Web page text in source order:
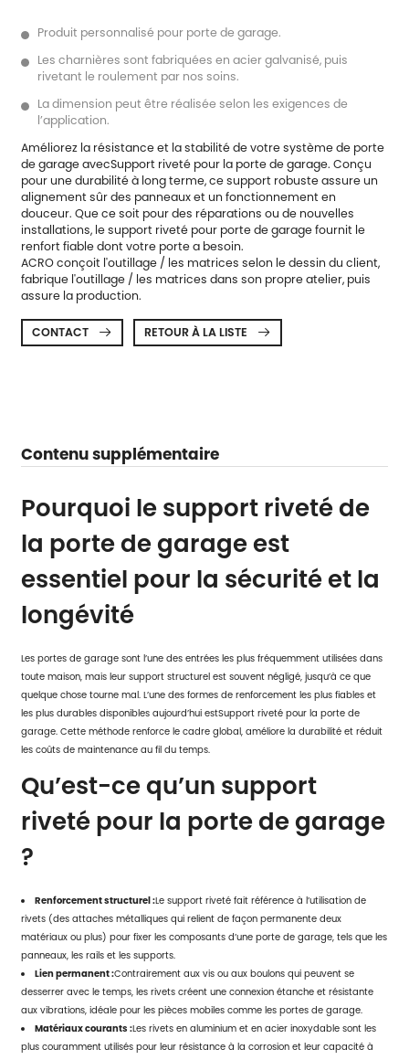
Produit personnalisé pour porte de garage.
Les charnières sont fabriquées en acier galvanisé, puis
rivetant le roulement par nos soins.
La dimension peut être réalisée selon les exigences de
l’application.
Améliorez la résistance et la stabilité de votre système de porte
de garage avecSupport riveté pour la porte de garage. Conçu
pour une durabilité à long terme, ce support robuste assure un
alignement sûr des panneaux et un fonctionnement en
douceur. Que ce soit pour des réparations ou de nouvelles
installations, le support riveté pour porte de garage fournit le
renfort fiable dont votre porte a besoin.
ACRO conçoit l'outillage / les matrices selon le dessin du client,
fabrique l'outillage / les matrices dans son propre atelier, puis
assure la production.
CONTACT  RETOUR À LA LISTE 
Contenu supplémentaire
Pourquoi le support riveté de
la porte de garage est
essentiel pour la sécurité et la
longévité
Les portes de garage sont l’une des entrées les plus fréquemment utilisées dans
toute maison, mais leur support structurel est souvent négligé, jusqu’à ce que
quelque chose tourne mal. L’une des formes de renforcement les plus fiables et
les plus durables disponibles aujourd’hui estSupport riveté pour la porte de
garage. Cette méthode renforce le cadre global, améliore la durabilité et réduit
les coûts de maintenance au fil du temps.
Qu’est-ce qu’un support
riveté pour la porte de garage
?
Renforcement structurel :Le support riveté fait référence à l’utilisation de
rivets (des attaches métalliques qui relient de façon permanente deux
matériaux ou plus) pour fixer les composants d’une porte de garage, tels que les
panneaux, les rails et les supports.
Lien permanent :Contrairement aux vis ou aux boulons qui peuvent se
desserrer avec le temps, les rivets créent une connexion étanche et résistante
aux vibrations, idéale pour les pièces mobiles comme les portes de garage.
Matériaux courants :Les rivets en aluminium et en acier inoxydable sont les
plus couramment utilisés pour leur résistance à la corrosion et leur capacité à